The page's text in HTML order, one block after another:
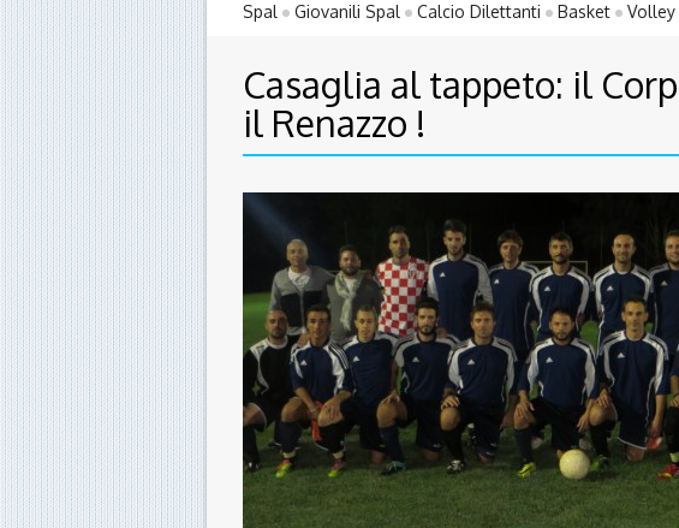
Spal Giovanili Spal Calcio Dilettanti Basket Volley
Casaglia al tappeto: il
il Renazzo !